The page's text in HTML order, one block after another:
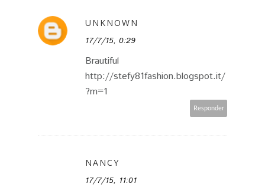
UNKNOWN
17/7/15, 0:29
Brautiful
http://stefy81fashion.blogspot.it/
?m=1
Responder
NANCY
17/7/15, 11:01